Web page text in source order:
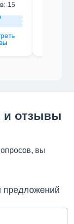
15
и отзывы
вы
предложений